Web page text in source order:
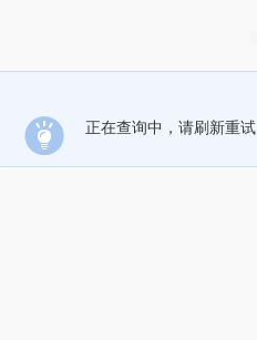
正在查询中，请刷新重试